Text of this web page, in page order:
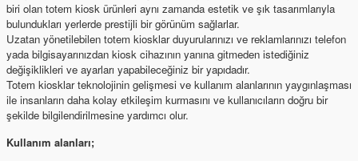
biri olan totem kiosk ürünleri aynı zamanda estetik ve şık tasarımlarıyla
bulundukları yerlerde prestijli bir görünüm sağlarlar.
Uzatan yönetilebilen totem kiosklar duyurularınızı ve reklamlarınızı telefon
yada bilgisayarınızdan kiosk cihazının yanına gitmeden istediğiniz
değişiklikleri ve ayarları yapabileceğiniz bir yapıdadır.
Totem kiosklar teknolojinin gelişmesi ve kullanım alanlarının yaygınlaşması
ile insanların daha kolay etkileşim kurmasını ve kullanıcıların doğru bir
şekilde bilgilendirilmesine yardımcı olur.
Kullanım alanları;